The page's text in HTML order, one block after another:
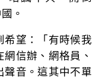
。
希望：「有時候我
信辦、網格員、
聲音。這其中不單